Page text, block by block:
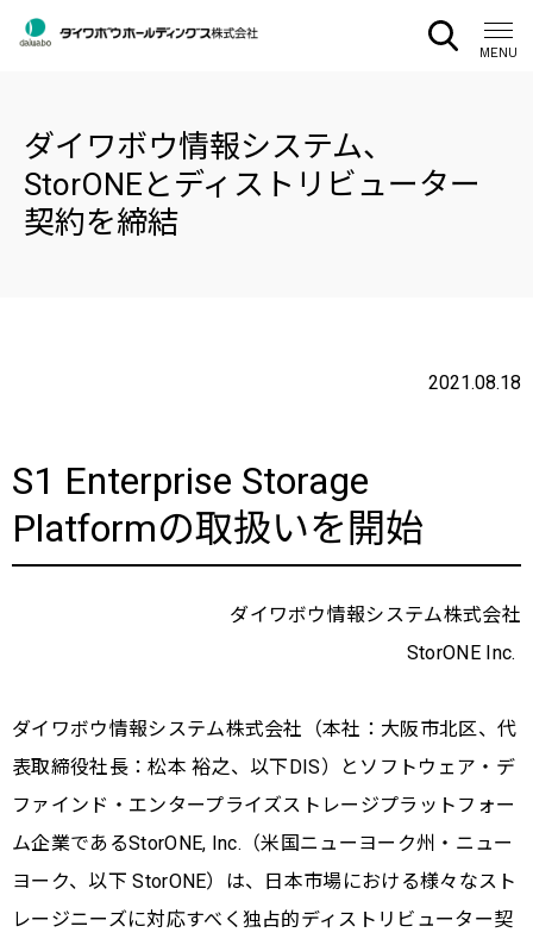
CLOSE
MENU
ダイワボウ情報システム、
StorONEとディストリビューター
契約を締結
2021.08.18
S1 Enterprise Storage
Platformの取扱いを開始
ダイワボウ情報システム株式会社
StorONE Inc.
ダイワボウ情報システム株式会社（本社：大阪市北区、代
表取締役社長：松本 裕之、以下DIS）とソフトウェア・デ
ファインド・エンタープライズストレージプラットフォー
ム企業であるStorONE, Inc.（⽶国ニューヨーク州・ニュー
ヨーク、以下 StorONE）は、日本市場における様々なスト
レージニーズに対応すべく独占的ディストリビューター契